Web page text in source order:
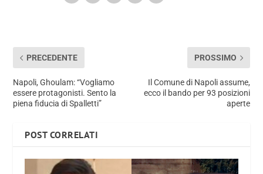
PRECEDENTE
Napoli, Ghoulam: “Vogliamo
essere protagonisti. Sento la
piena fiducia di Spalletti”
PROSSIMO
Il Comune di Napoli assume,
ecco il bando per 93 posizioni
aperte
POST CORRELATI